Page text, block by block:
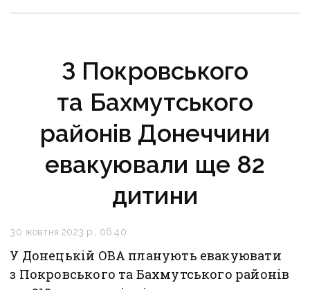
З Покровського
та Бахмутського
районів Донеччини
евакуювали ще 82
дитини
30 жовтня 2023 р., 06:40
У Донецькій ОВА планують евакуювати
з Покровського та Бахмутського районів